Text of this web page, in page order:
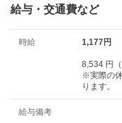
給与・交通費など
時給 1,177円
8,534 円（
※実際の
ります。
給与備考